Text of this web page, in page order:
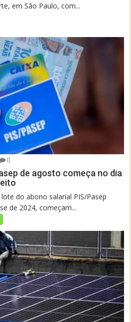
em São Paulo, com...
0
de agosto começa no dia
do abono salarial PIS/Pasep
de 2024, começam...